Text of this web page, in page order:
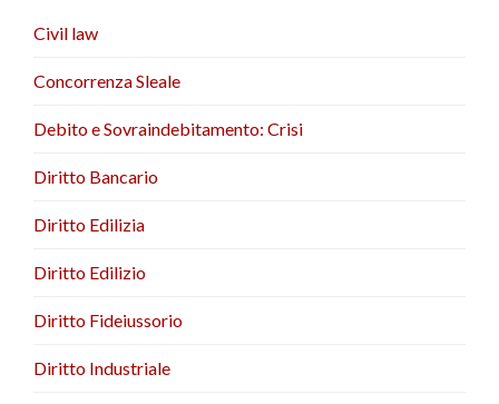
Civil law
Concorrenza Sleale
Debito e Sovraindebitamento: Crisi
Diritto Bancario
Diritto Edilizia
Diritto Edilizio
Diritto Fideiussorio
Diritto Industriale